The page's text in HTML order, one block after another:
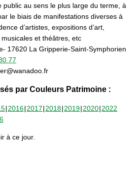
public au sens le plus large du terme, à
le biais de manifestations diverses à
d’artistes, expositions d’art,
et théâtres, etc
17620 La Gripperie-Saint-Symphorien
77
par Couleurs Patrimoine :
2016 2017 2018 2019 2020 2022
à ce jour.